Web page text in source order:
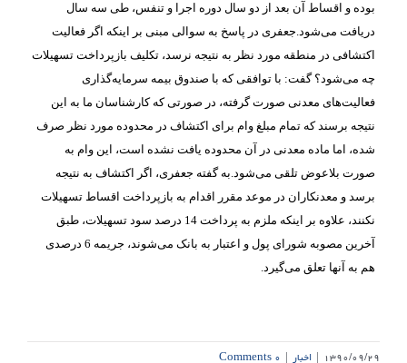
بوده و اقساط آن بعد از دو سال دوره اجرا و تنفس، طی سه سال
دریافت می‌شود.جعفری در پاسخ به سوالی مبنی بر اینکه اگر فعالیت
اکتشافی در منطقه مورد نظر به نتیجه نرسد، تکلیف بازپرداخت تسهیلات
چه می‌شود؟ گفت: با توافقی که با صندوق بیمه سرمایه‌گذاری
فعالیت‌های معدنی صورت گرفته، در صورتی که کارشناسان ما به این
نتیجه برسند که تمام مبلغ وام برای اکتشاف در محدوده مورد نظر صرف
شده، اما ماده معدنی در آن محدوده یافت نشده است، این وام به
صورت بلاعوض تلقی می‌شود.به گفته جعفری، اگر اکتشاف به نتیجه
برسد و معدنکاران در موعد مقرر اقدام به بازپرداخت اقساط تسهیلات
نکنند، علاوه بر اینکه ملزم به پرداخت 14 درصد سود تسهیلات، طبق
آخرین مصوبه شورای پول و اعتبار به بانک می‌شوند، جریمه 6 درصدی
هم به آنها تعلق می‌گیرد.
۱۳۹۰/۰۹/۲۹ | اخبار | ۰ Comments